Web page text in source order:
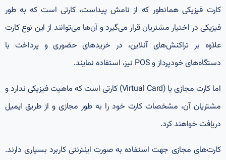
کارت‌ فیزیکی همانطور که از نامش پیداست، کارتی‌ است که به طور
فیزیکی در اختیار مشتریان قرار می‌گیرد و آن‌ها می‌توانند از این نوع کارت
علاوه بر تراکنش‌های آنلاین، در خریدهای حضوری و پرداخت با
دستگاه‌های خودپرداز و POS نیز، استفاده نمایند.
اما کارت مجازی یا (Virtual Card) کارتی است که ماهیت فیزیکی ندارد و
مشتریان آن، مشخصات کارت خود را به طور مجازی و از طریق ایمیل
دریافت خواهند کرد.
کارت‌های مجازی جهت استفاده به صورت اینترنتی کاربرد بسیاری دارند.